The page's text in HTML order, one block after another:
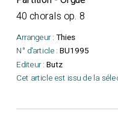
40 chorals op. 8
Arrangeur : Thies
N° d'article : BU1995
Editeur : Butz
Cet article est issu de la